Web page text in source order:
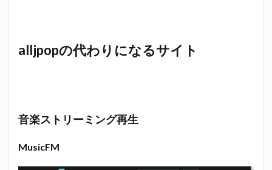
alljpopの代わりになるサイト
音楽ストリーミング再生
MusicFM